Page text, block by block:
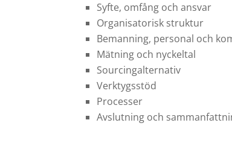
Syfte, omfång och ansvar
Organisatorisk struktur
Bemanning, personal och
Mätning och nyckeltal
Sourcingalternativ
Verktygsstöd
Processer
Avslutning och